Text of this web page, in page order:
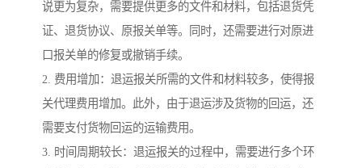
说更为复杂，需要提供更多的文件和材料，包括退货凭
证、退货协议、原报关单等。同时，还需要进行对原进
口报关单的修复或撤销手续。
2. 费用增加：退运报关所需的文件和材料较多，使得报
关代理费用增加。此外，由于退运涉及货物的回运，还
需要支付货物回运的运输费用。
3. 时间周期较长：退运报关的过程中，需要进行多个环